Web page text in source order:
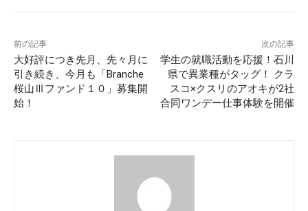
前の記事
大好評につき先月、先々月に
引き続き、今月も「Branche
桜山Ⅲファンド１０」募集開
始！
次の記事
学生の就職活動を応援！石川
県で異業種がタッグ！ クラ
スコ×クスリのアオキが2社
合同ワンデー仕事体験を開催